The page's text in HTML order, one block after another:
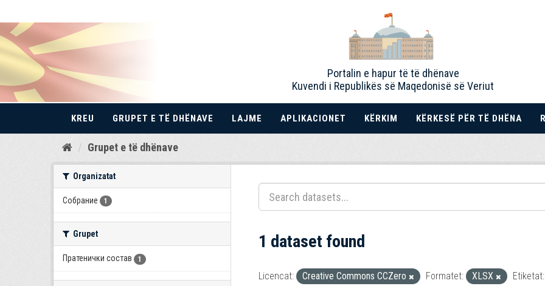
Kalo
Portalin e hapur të të dhënave
Kuvendi i Republikës së Maqedonisë së Veriut
KREU GRUPET E TË DHËNAVE LAJME APLIKACIONET KËRKIM KËRKESË PËR TË DHËNA
Grupet e të dhënave
Organizatat
Собрание 1
Grupet
Пратенички состав 1
1 dataset found
Licencat: Creative Commons CCZero Formatet: XLSX
Etiketat: